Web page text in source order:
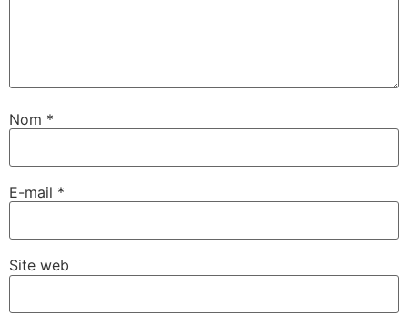
Nom *
E-mail *
Site web